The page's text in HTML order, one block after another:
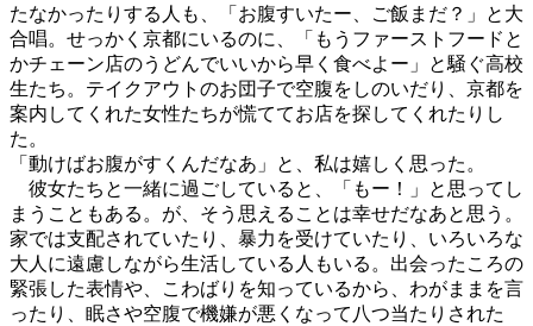
たなかったりする人も、「お腹すいたー、ご飯まだ？」と大
合唱。せっかく京都にいるのに、「もうファーストフードと
かチェーン店のうどんでいいから早く食べよー」と騒ぐ高校
生たち。テイクアウトのお団子で空腹をしのいだり、京都を
案内してくれた女性たちが慌ててお店を探してくれたりし
た。
「動けばお腹がすくんだなあ」と、私は嬉しく思った。
彼女たちと一緒に過ごしていると、「もー！」と思ってし
まうこともある。が、そう思えることは幸せだなあと思う。
家では支配されていたり、暴力を受けていたり、いろいろな
大人に遠慮しながら生活している人もいる。出会ったころの
緊張した表情や、こわばりを知っているから、わがままを言
ったり、眠さや空腹で機嫌が悪くなって八つ当たりされた